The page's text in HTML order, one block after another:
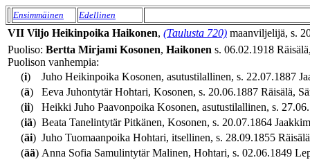
Ensimmäinen Edellinen
VII Viljo Heikinpoika Haikonen, (Taulusta 720) maanviljelijä, s.
Puoliso: Bertta Mirjami Kosonen, Haikonen s. 06.02.1918
Puolison vanhempia:
(i)
Juho Heikinpoika Kosonen, asutustilallinen, s. 22.07.1887
(ä)
Eeva Juhontytär Hohtari, Kosonen, s. 20.06.1887 Räisälä,
(ii)
Heikki Juho Paavonpoika Kosonen, asutustilallinen, s.
(iä) Beata Tanelintytär Pitkänen, Kosonen, s. 20.07.1864
(äi) Juho Tuomaanpoika Hohtari, itsellinen, s. 28.09.1855
(ää) Anna Sofia Samulintytär Malinen, Hohtari, s. 02.06.1849